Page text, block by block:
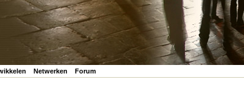
Netwerken Forum